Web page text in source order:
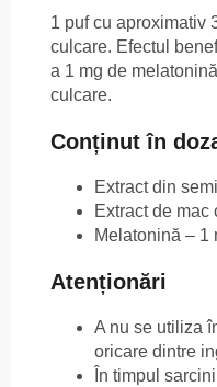
1 puf cu aproximativ
culcare. Efectul
a 1 mg de
culcare.
Conținut în
Extract din
Extract de mac
Melatonină – 1
Atenționări
A nu se utiliza
oricare dintre
În timpul